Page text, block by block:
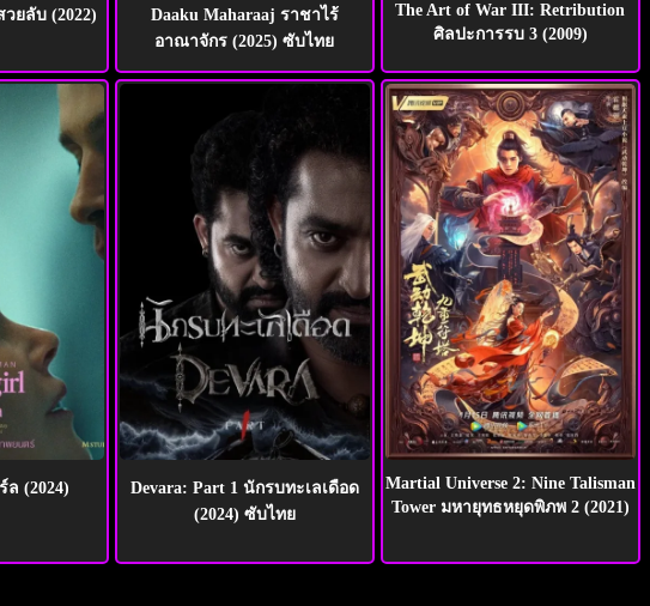
ยลับ (2022)
Daaku Maharaaj ราชาไร้
อาณาจักร (2025) ซับไทย
The Art of War III: Retribution
ศิลปะการรบ 3 (2009)
ล (2024)
Devara: Part 1 นักรบทะเลเดือด
(2024) ซับไทย
Martial Universe 2: Nine Talisman
Tower มหายุทธหยุดพิภพ 2 (2021)